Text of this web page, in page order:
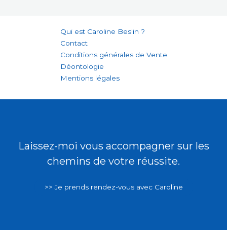
Qui est Caroline Beslin ?
Contact
Conditions générales de Vente
Déontologie
Mentions légales
Laissez-moi vous accompagner sur les
chemins de votre réussite.
>> Je prends rendez-vous avec Caroline